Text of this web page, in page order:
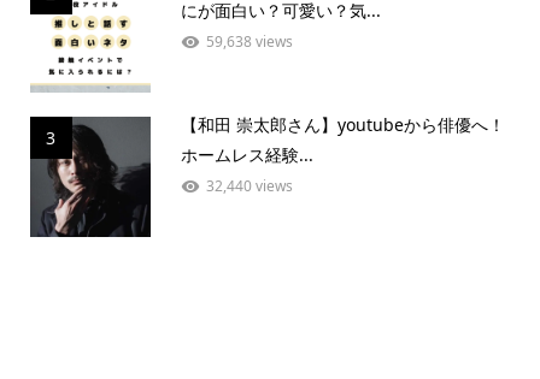
にが面白い？可愛い？気...
59,638 views
3
【和田 崇太郎さん】youtubeから俳優へ！
ホームレス経験...
32,440 views